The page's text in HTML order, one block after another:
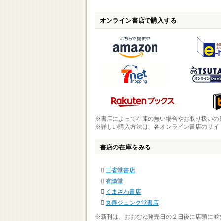
オンライン書店で購入する
※書店によって在庫の無い場合やお取り扱い
※詳しい購入方法は、各オンライン書店のサイ
書店の在庫をみる
三省堂書店
有隣堂
くまざわ書店
丸善ジュンク堂書店
※新刊は、おおむね発売日の２日後に店頭に並